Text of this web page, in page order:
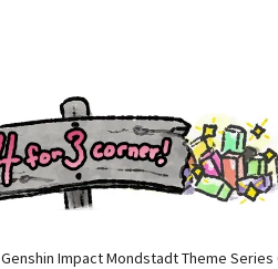
Genshin Impact Mondstadt Theme